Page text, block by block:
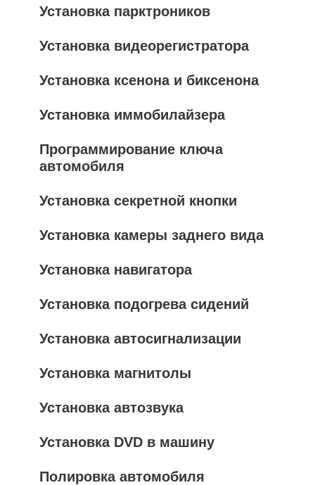
Установка парктроников
Установка видеорегистратора
Установка ксенона и биксенона
Установка иммобилайзера
Программирование ключа
автомобиля
Установка секретной кнопки
Установка камеры заднего вида
Установка навигатора
Установка подогрева сидений
Установка автосигнализации
Установка магнитолы
Установка автозвука
Установка DVD в машину
Полировка автомобиля